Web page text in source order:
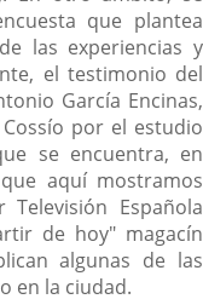
que plantea
las experiencias y
el testimonio del
García Encinas,
por el estudio
se encuentra, en
aquí mostramos
Española
de hoy" magacín
algunas de las
en la ciudad.